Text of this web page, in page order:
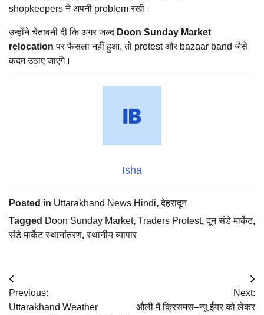
shopkeepers ने अपनी problem रखी।
उन्होंने चेतावनी दी कि अगर जल्द Doon Sunday Market
relocation पर फैसला नहीं हुआ, तो protest और bazaar band जैसे
कदम उठाए जाएंगे।
Isha
Posted in Uttarakhand News Hindi,देहरादून
Tagged Doon Sunday Market, Traders Protest,दून संडे मार्केट,
संडे मार्केट स्थानांतरण,स्थानीय व्यापार
Post
navigation
Previous:
Uttarakhand Weather
Next:
औली में क्रिसमस–न्यू ईयर को लेकर